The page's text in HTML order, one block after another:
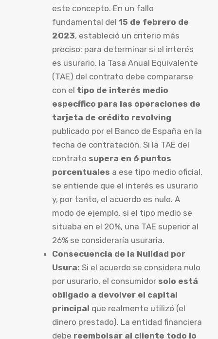
este concepto. En un fallo
fundamental del 15 de febrero de
2023, estableció un criterio más
preciso: para determinar si el interés
es usurario, la Tasa Anual Equivalente
(TAE) del contrato debe compararse
con el tipo de interés medio
específico para las operaciones de
tarjeta de crédito revolving
publicado por el Banco de España en la
fecha de contratación. Si la TAE del
contrato supera en 6 puntos
porcentuales a ese tipo medio oficial,
se entiende que el interés es usurario
y, por tanto, el acuerdo es nulo. A
modo de ejemplo, si el tipo medio se
situaba en el 20%, una TAE superior al
26% se consideraría usuraria.
Consecuencia de la Nulidad por
Usura: Si el acuerdo se considera nulo
por usurario, el consumidor solo está
obligado a devolver el capital
principal que realmente utilizó (el
dinero prestado). La entidad financiera
debe reembolsar al cliente todo lo